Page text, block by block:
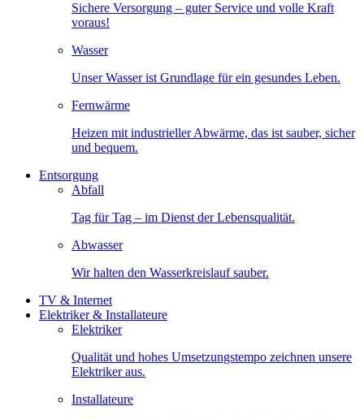
Sichere Versorgung – guter Service und volle Kraft
voraus!
Wasser
Unser Wasser ist Grundlage für ein gesundes Leben.
Fernwärme
Heizen mit industrieller Abwärme, das ist sauber, sicher
und bequem.
Entsorgung
Abfall
Tag für Tag – im Dienst der Lebensqualität.
Abwasser
Wir halten den Wasserkreislauf sauber.
TV & Internet
Elektriker & Installateure
Elektriker
Qualität und hohes Umsetzungstempo zeichnen unsere
Elektriker aus.
Installateure